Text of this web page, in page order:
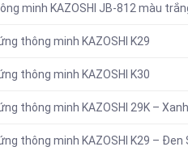
minh KAZOSHI JB-812 màu
thông minh KAZOSHI K29
thông minh KAZOSHI K30
thông minh KAZOSHI 29K –
thông minh KAZOSHI K29 – Đen